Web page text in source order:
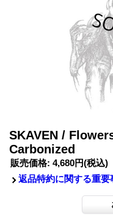
SKAVEN /
Carbonized
販売価格: 4,680円(税込)
返品特約に関する重要